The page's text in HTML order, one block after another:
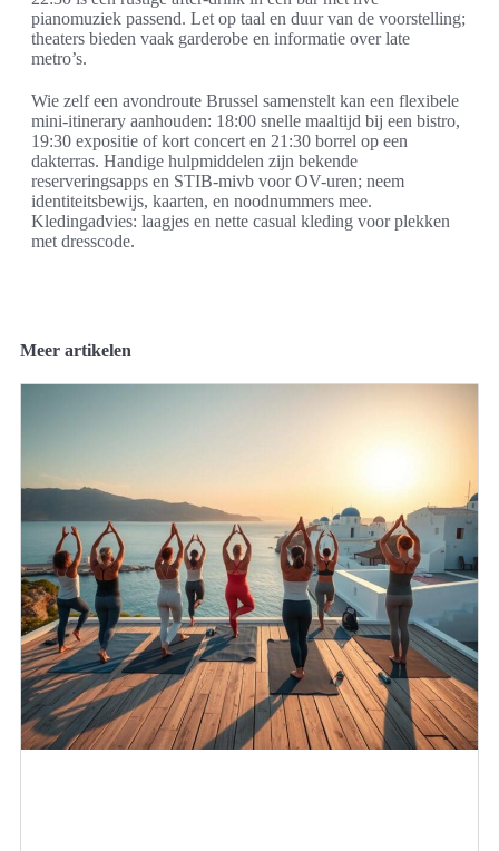
pianomuziek passend. Let op taal en duur van de voorstelling;
theaters bieden vaak garderobe en informatie over late
metro’s.
Wie zelf een avondroute Brussel samenstelt kan een flexibele
mini-itinerary aanhouden: 18:00 snelle maaltijd bij een bistro,
19:30 expositie of kort concert en 21:30 borrel op een
dakterras. Handige hulpmiddelen zijn bekende
reserveringsapps en STIB-mivb voor OV-uren; neem
identiteitsbewijs, kaarten, en noodnummers mee.
Kledingadvies: laagjes en nette casual kleding voor plekken
met dresscode.
Meer artikelen